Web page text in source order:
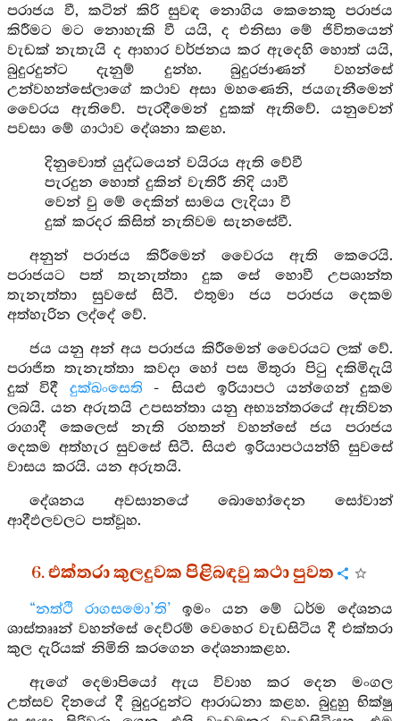
පරාජය වී, කටින් කිරි සුවඳ නොගිය කෙනෙකු පරාජය
කිරීමට මට නොහැකි වී යයි, ද එනිසා මේ ජිවිතයෙන්
වැඩක් නැතැයි ද ආහාර වර්ජනය කර ඇදෙහි හොත් යයි,
බුදුරදුන්ට දැනුම් දුන්හ. බුදුරජාණන් වහන්සේ
උන්වහන්සේලාගේ කථාව අසා මහණෙනි, ජයගැනීමෙන්
වෛරය ඇතිවේ. පැරදීමෙන් දුකක් ඇතිවේ. යනුවෙන්
පවසා මේ ගාථාව දේශනා කළහ.
දිනුවොත් යුද්ධයෙන් වයිරය ඇති වේවී
පැරදුන හොත් දුකින් වැතිරී නිදි යාවී
වෙන් වු මේ දෙකින් සාමය ලැදියා වී
දුක් කරදර කිසිත් නැතිවම සැනසේවී.
අනුන් පරාජය කිරීමෙන් වෛරය ඇති කෙරෙයි.
පරාජයට පත් තැනැත්තා දුක සේ හොවී උපශාන්ත
තැනැත්තා සුවසේ සිටී. එතුමා ජය පරාජය දෙකම
අත්හැරින ලද්දේ වේ.
ජය යනු අන් අය පරාජය කිරීමෙන් වෛරයට ලක් වේ.
පරාජිත තැනැත්තා කවදා හෝ පස මිතුරා පිටු දකිමිදැයි
දුක් විදී දුක්ඛංසෙති - සියළු ඉරියාපථ යන්ගෙන් දුකම
ලබයි. යන අරුතයි උපසන්තා යනු අභ්‍යන්තරයේ ඇතිවන
රාගාදී කෙලෙස් නැති රහතන් වහන්සේ ජය පරාජය
දෙකම අත්හැර සුවසේ සිටී. සියළු ඉරියාපථයන්හි සුවසේ
වාසය කරයි. යන අරුතයි.
දේශනය අවසානයේ බොහෝදෙන සෝවාන්
ආදීඵලවලට පත්වූහ.
6. එක්තරා කුලදුවක පිළිබඳවු කථා පුවත
“නත්ථි රාගසමො’ති’ ඉමං යන මේ ධර්ම දේශනය
ශාස්තෲන් වහන්සේ දෙව්රම් වෙහෙර වැඩසිටිය දී එක්තරා
කුල දැරියක් නිමිති කරගෙන දේශනාකළහ.
ඇගේ දෙමාපියෝ ඇය විවාහ කර දෙන මංගල
උත්සව දිනයේ දී බුදුරදුන්ට ආරාධනා කළහ. බුදුහු භික්ෂු